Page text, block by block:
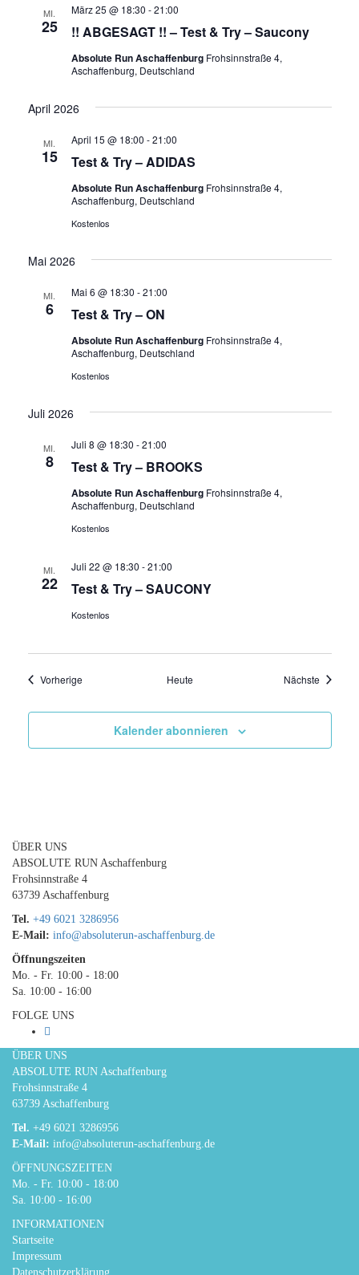
MI.
25 !! ABGESAGT !! – Test & Try – Saucony
März 25 @ 18:30 -21:00
Absolute Run Aschaffenburg Frohsinnstraße 4,
Aschaffenburg, Deutschland
April 2026
MI.
15 Test & Try – ADIDAS
April 15 @ 18:00 -21:00
Absolute Run Aschaffenburg Frohsinnstraße 4,
Aschaffenburg, Deutschland
Kostenlos
Mai 2026
MI.
6 Test & Try – ON
Mai 6 @ 18:30 -21:00
Absolute Run Aschaffenburg Frohsinnstraße 4,
Aschaffenburg, Deutschland
Kostenlos
Juli 2026
MI.
8 Test & Try – BROOKS
Juli 8 @ 18:30 -21:00
Absolute Run Aschaffenburg Frohsinnstraße 4,
Aschaffenburg, Deutschland
Kostenlos
MI.
22 Test & Try – SAUCONY
Juli 22 @ 18:30 -21:00
Kostenlos
VorherigeVeranstaltungen Heute Nächste
Kalender abonnieren
ÜBER UNS
ABSOLUTE RUN Aschaffenburg
Frohsinnstraße 4
63739 Aschaffenburg
Tel. +49 6021 3286956
E-Mail: info@absoluterun-aschaffenburg.de
Öffnungszeiten
Mo. - Fr. 10:00 - 18:00
Sa. 10:00 - 16:00
FOLGE UNS
ÜBER UNS
ABSOLUTE RUN Aschaffenburg
Frohsinnstraße 4
63739 Aschaffenburg
Tel. +49 6021 3286956
E-Mail: info@absoluterun-aschaffenburg.de
ÖFFNUNGSZEITEN
Mo. - Fr. 10:00 - 18:00
Sa. 10:00 - 16:00
INFORMATIONEN
Startseite
Impressum
Datenschutzerklärung